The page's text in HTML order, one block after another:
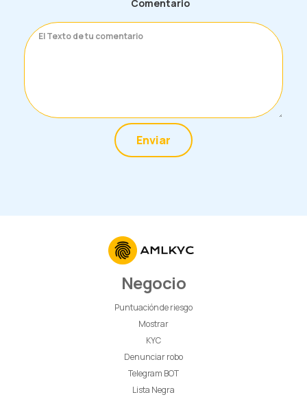
Comentario
Enviar
Negocio
Puntuación de riesgo
Mostrar
KYC
Denunciar robo
Telegram BOT
Lista Negra